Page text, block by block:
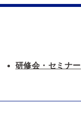
研修会・セミナー